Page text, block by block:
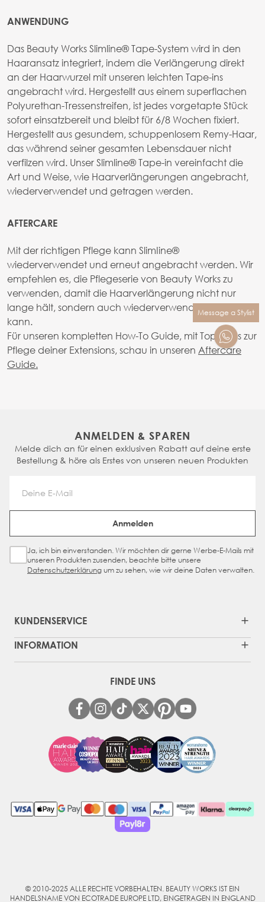
ANWENDUNG
Das Beauty Works Slimline® Tape-System wird in den
Haaransatz integriert, indem die Verlängerung direkt
an der Haarwurzel mit unseren leichten Tape-ins
angebracht wird. Hergestellt aus einem superflachen
Polyurethan-Tressenstreifen, ist jedes vorgetapte Stück
sofort einsatzbereit und bleibt für 6/8 Wochen fixiert.
Hergestellt aus gesundem, schuppenlosem Remy-Haar,
das während seiner gesamten Lebensdauer nicht
verfilzen wird. Unser Slimline® Tape-in vereinfacht die
Art und Weise, wie Haarverlängerungen angebracht,
wiederverwendet und getragen werden.
AFTERCARE
Mit der richtigen Pflege kann SlimIine®
wiederverwendet und erneut angebracht werden. Wir
empfehlen es, die Pflegeserie von Beauty Works zu
verwenden, damit die Haarverlängerung nicht nur
lange hält, sondern auch wiederverwendet werden
kann.
Für unseren kompletten How-To Guide, mit Top Tipps zur
Pflege deiner Extensions, schau in unseren Aftercare
Guide.
Message a Stylist
ANMELDEN & SPAREN
Melde dich an für einen exklusiven Rabatt auf deine erste
Bestellung & höre als Erstes von unseren neuen Produkten
Email Address
Anmelden
Sign Up Checkbox
Ja, ich bin einverstanden. Wir möchten dir gerne Werbe-E-Mails mit
unseren Produkten zusenden, beachte bitte unsere
Datenschutzerklärungum zu sehen, wie wir deine Daten verwalten.
KUNDENSERVICE
INFORMATION
FINDE UNS
© 2010-2025 ALLE RECHTE VORBEHALTEN. BEAUTY WORKS IST EIN
HANDELSNAME VON ECOTRADE EUROPE LTD, EINGETRAGEN IN ENGLAND